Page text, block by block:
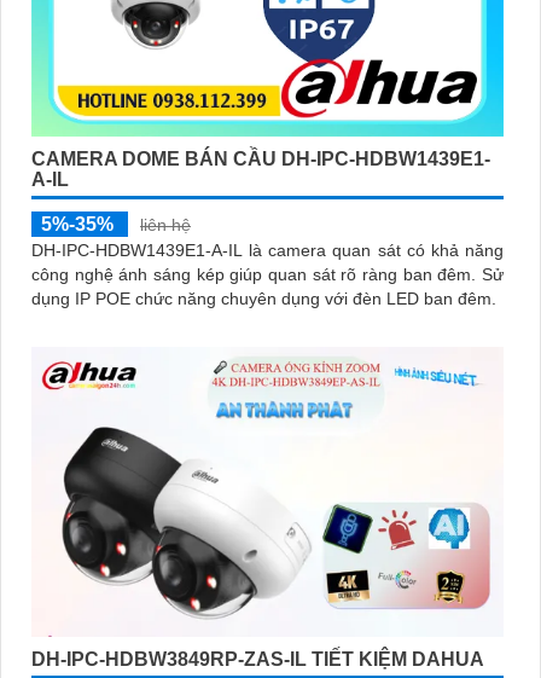
CAMERA DOME BÁN CẦU DH-IPC-HDBW1439E1-
A-IL
5%-35%
liên hệ
DH-IPC-HDBW1439E1-A-IL là camera quan sát có khả năng
công nghệ ánh sáng kép giúp quan sát rõ ràng ban đêm. Sử
dụng IP POE chức năng chuyên dụng với đèn LED ban đêm.
DH-IPC-HDBW3849RP-ZAS-IL TIẾT KIỆM DAHUA